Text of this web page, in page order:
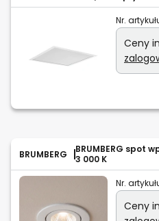
Nr.
Ceny
BRUMBERG
BRUMBERG spot
3 000 K
Nr.
Ceny